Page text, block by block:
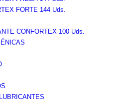
FORTE 144 Uds.
CONFORTEX 100 Uds.